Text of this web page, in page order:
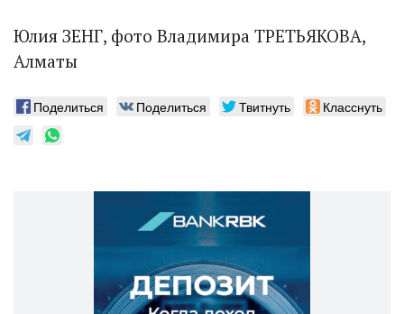
Юлия ЗЕНГ, фото Владимира ТРЕТЬЯКОВА,
Алматы
Поделиться Поделиться Твитнуть Класснуть